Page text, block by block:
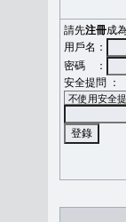
請先注冊成
用戶名：
密碼 ：
安全提問 ：